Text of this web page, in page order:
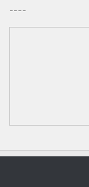
----